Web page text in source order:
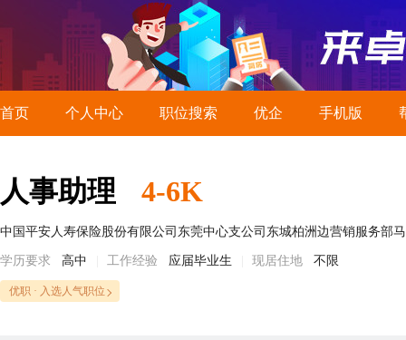
首页 个人中心 职位搜索 优企 手机版
人事助理 4-6K
中国平安人寿保险股份有限公司东莞中心支公司东城柏洲边营销服务部
学历要求 高中 工作经验 应届毕业生 现居住地 不限
优职 · 入选人气职位